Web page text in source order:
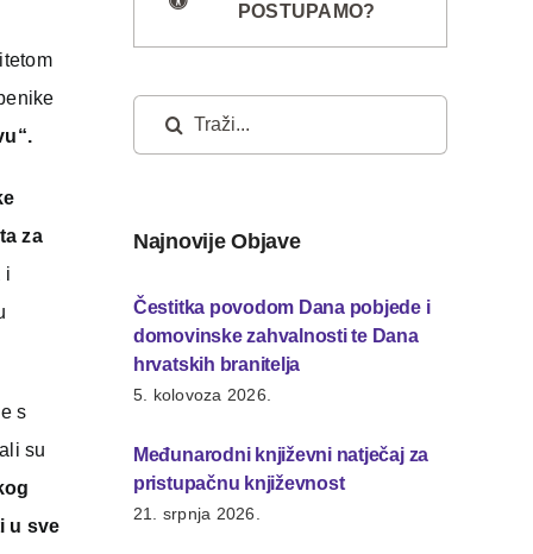
za
i
s
su
u sve
POSTUPAMO?
Traži...
Najnovije Objave
Čestitka povodom Dana pobjede i
domovinske zahvalnosti te Dana
hrvatskih branitelja
5. kolovoza 2026.
Međunarodni književni natječaj za
pristupačnu književnost
21. srpnja 2026.